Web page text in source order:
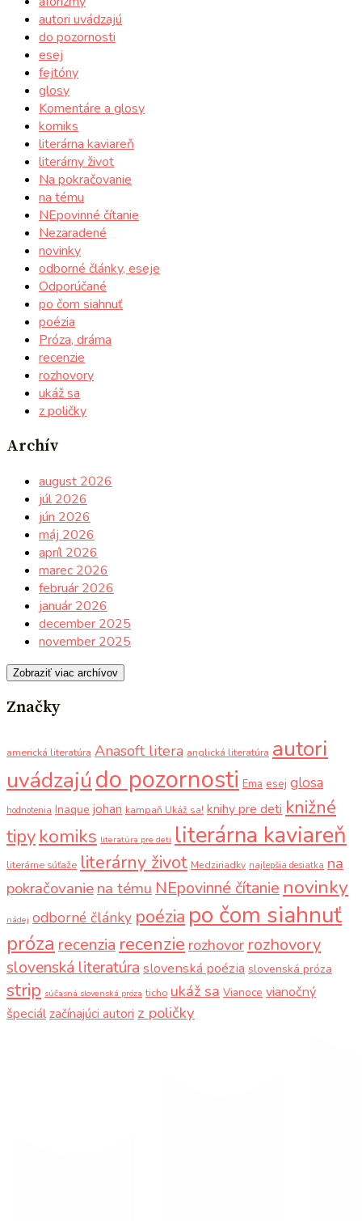
autori uvádzajú
do pozornosti
esej
fejtóny
glosy
Komentáre a glosy
komiks
literárna kaviareň
literárny život
Na pokračovanie
na tému
NEpovinné čítanie
Nezaradené
novinky
odborné články, eseje
Odporúčané
po čom siahnuť
poézia
Próza, dráma
recenzie
rozhovory
ukáž sa
z poličky
Archív
august 2026
júl 2026
jún 2026
máj 2026
apríl 2026
marec 2026
február 2026
január 2026
december 2025
november 2025
Zobraziť viac archívov
Značky
americká literatúra Anasoft litera anglická literatúra autori
uvádzajúdo pozornosti Ema esej glosa
hodnotenia Inaque johan kampaň Ukáž sa! knihy pre deti knižné
tipy komiks literatúra pre deti literárna kaviareň
literárne súťaže literárny život Medziriadky najlepšia desiatka na
pokračovaniena tému NEpovinné čítanie novinky
nádej odborné články poézia po čom siahnuť
próza recenzia recenzie rozhovor rozhovory
slovenská literatúra slovenská poézia slovenská próza
strip súčasná slovenská próza ticho ukáž sa Vianoce vianočný
špeciál začínajúci autori z poličky